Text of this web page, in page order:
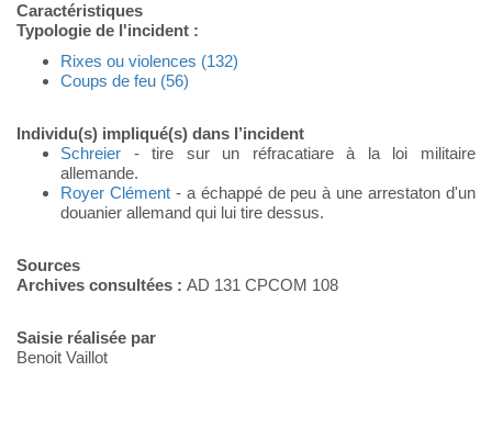
Caractéristiques
Typologie de l'incident :
Rixes ou violences (132)
Coups de feu (56)
Individu(s) impliqué(s) dans l’incident
Schreier - tire sur un réfracatiare à la loi militaire
allemande.
Royer Clément - a échappé de peu à une arrestaton d'un
douanier allemand qui lui tire dessus.
Sources
Archives consultées : AD 131 CPCOM 108
Saisie réalisée par
Benoit Vaillot